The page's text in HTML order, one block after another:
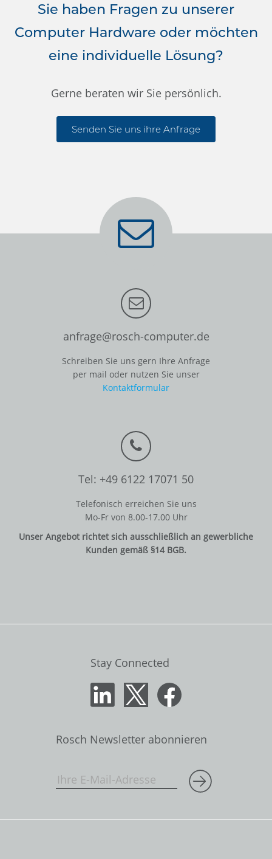
Sie haben Fragen zu unserer
Computer Hardware oder möchten
eine individuelle Lösung?
Gerne beraten wir Sie persönlich.
Senden Sie uns ihre Anfrage
anfrage@rosch-computer.de
Schreiben Sie uns gern Ihre Anfrage
per mail oder nutzen Sie unser
Kontaktformular
Tel: +49 6122 17071 50
Telefonisch erreichen Sie uns
Mo-Fr von 8.00-17.00 Uhr
Unser Angebot richtet sich ausschließlich an gewerbliche
Kunden gemäß §14 BGB.
Stay Connected
Rosch Newsletter abonnieren